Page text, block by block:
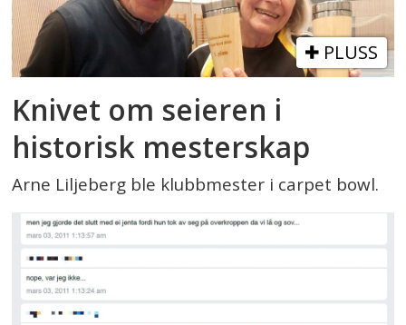
PLUSS
Knivet om seieren i
historisk mesterskap
Arne Liljeberg ble klubbmester i carpet bowl.